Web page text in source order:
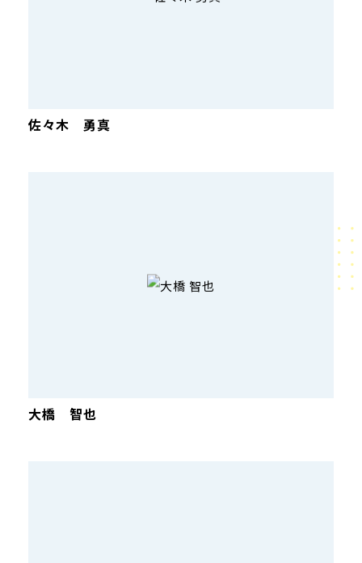
佐々木 勇真
大橋 智也